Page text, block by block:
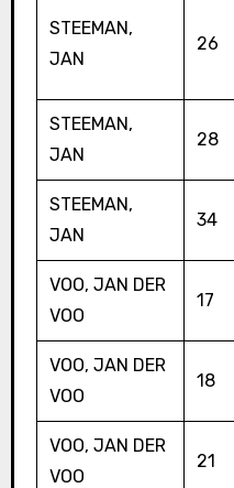
STEEMAN,
JAN
26
STEEMAN,
JAN
28
STEEMAN,
JAN
34
VOO, JAN DER
VOO
17
VOO, JAN DER
VOO
18
VOO, JAN DER
VOO
21